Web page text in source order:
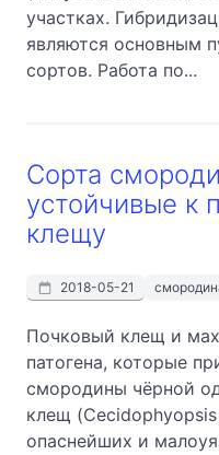
участках.
являются основным
сортов. Работа по...
Сорта
устойчивые к
клещу
2018-05-21
Почковый клещ и
патогена, которые
смородины чёрной
клещ
опаснейших и